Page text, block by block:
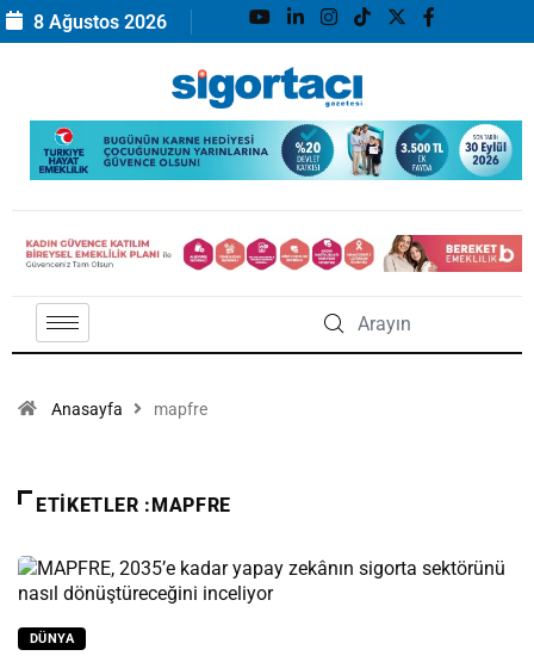
8 Ağustos 2026
Anasayfa mapfre
ETIKETLER :MAPFRE
DÜNYA